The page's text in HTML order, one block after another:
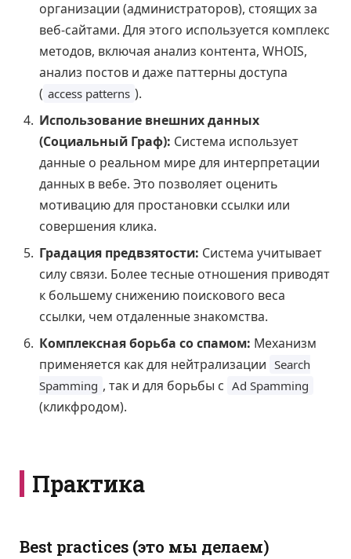
организации (администраторов), стоящих за
веб-сайтами. Для этого используется комплекс
методов, включая анализ контента, WHOIS,
анализ постов и даже паттерны доступа
( access patterns ).
Использование внешних данных
(Социальный Граф): Система использует
данные о реальном мире для интерпретации
данных в вебе. Это позволяет оценить
мотивацию для простановки ссылки или
совершения клика.
Градация предвзятости: Система учитывает
силу связи. Более тесные отношения приводят
к большему снижению поискового веса
ссылки, чем отдаленные знакомства.
Комплексная борьба со спамом: Механизм
применяется как для нейтрализации Search
Spamming , так и для борьбы с Ad Spamming
(кликфродом).
Практика
Best practices (это мы делаем)